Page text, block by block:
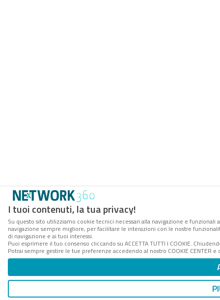
I tuoi contenuti, la tua privacy!
Su questo sito utilizziamo cookie tecnici necessari alla navigazione e
navigazione sempre migliore, per facilitare le interazioni con le nostre
di navigazione e ai tuoi interessi.
Puoi esprimere il tuo consenso cliccando su ACCETTA TUTTI I COOKIE.
Potrai sempre gestire le tue preferenze accedendo al nostro COOKIE